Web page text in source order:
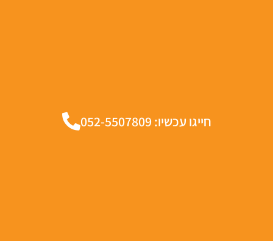
חייגו עכשיו: 052-5507809